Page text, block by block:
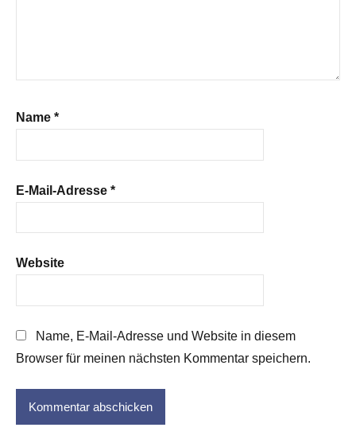
Name *
E-Mail-Adresse *
Website
Name, E-Mail-Adresse und Website in diesem
Browser für meinen nächsten Kommentar speichern.